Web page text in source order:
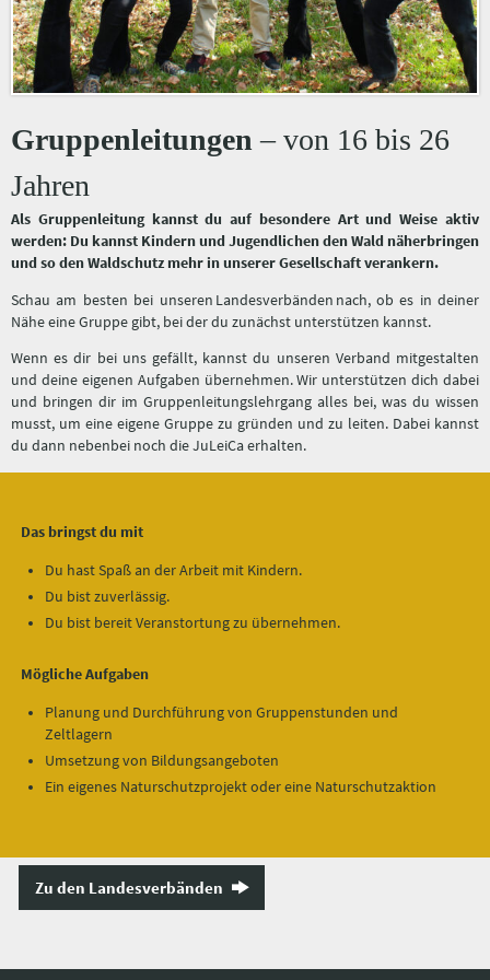
Gruppenleitungen – von 16 bis 26
Jahren
Als Gruppenleitung kannst du auf besondere Art und Weise aktiv
werden: Du kannst Kindern und Jugendlichen den Wald näherbringen
und so den Waldschutz mehr in unserer Gesellschaft verankern.
Schau am besten bei unseren Landesverbänden nach, ob es in deiner
Nähe eine Gruppe gibt, bei der du zunächst unterstützen kannst.
Wenn es dir bei uns gefällt, kannst du unseren Verband mitgestalten
und deine eigenen Aufgaben übernehmen. Wir unterstützen dich dabei
und bringen dir im Gruppenleitungslehrgang alles bei, was du wissen
musst, um eine eigene Gruppe zu gründen und zu leiten. Dabei kannst
du dann nebenbei noch die JuLeiCa erhalten.
Das bringst du mit
Du hast Spaß an der Arbeit mit Kindern.
Du bist zuverlässig.
Du bist bereit Veranstortung zu übernehmen.
Mögliche Aufgaben
Planung und Durchführung von Gruppenstunden und
Zeltlagern
Umsetzung von Bildungsangeboten
Ein eigenes Naturschutzprojekt oder eine Naturschutzaktion
Zu den Landesverbänden